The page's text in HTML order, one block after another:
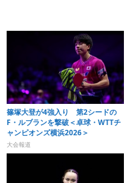
篠塚大登が4強入り 第2シードの
F・ルブランを撃破＜卓球・WTTチ
ャンピオンズ横浜2026＞
大会報道